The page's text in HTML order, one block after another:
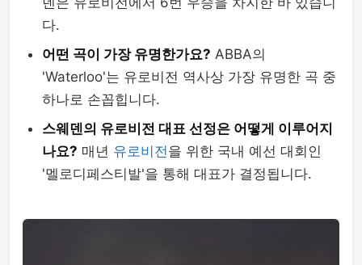
다.
어떤 곡이 가장 유명한가요? ABBA의
'Waterloo'는 유로비전 역사상 가장 유명한 곡 중
하나로 손꼽힙니다.
스웨덴의 유로비전 대표 선정은 어떻게 이루어지
나요? 매년 유로비전을 위한 국내 예선 대회인
'멜로디페스티발'을 통해 대표가 결정됩니다.